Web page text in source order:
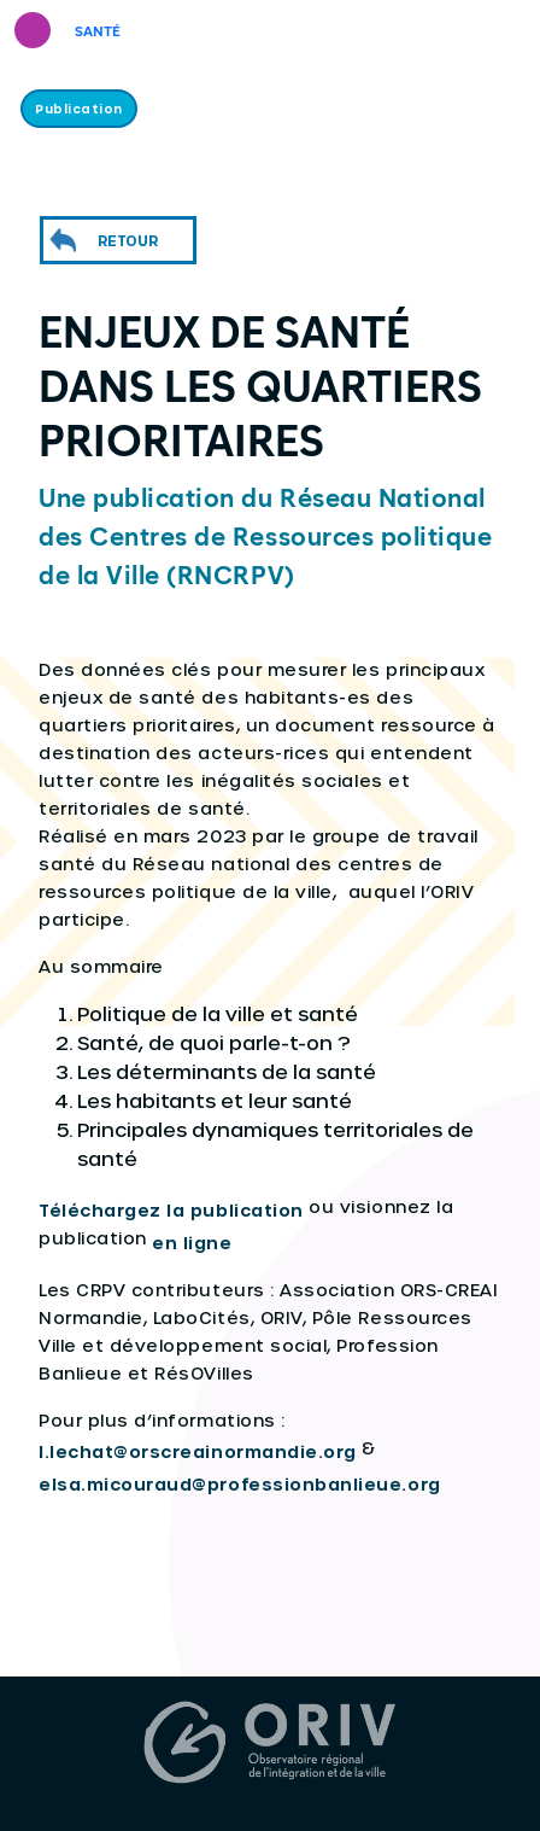
SANTÉ
Publication
RETOUR
ENJEUX DE SANTÉ
DANS LES QUARTIERS
PRIORITAIRES
Une publication du Réseau National
des Centres de Ressources politique
de la Ville (RNCRPV)
Des données clés pour mesurer les principaux
enjeux de santé des habitants-es des
quartiers prioritaires, un document ressource à
destination des acteurs-rices qui entendent
lutter contre les inégalités sociales et
territoriales de santé.
Réalisé en mars 2023 par le groupe de travail
santé du Réseau national des centres de
ressources politique de la ville, auquel l’ORIV
participe.
Au sommaire
Politique de la ville et santé
Santé, de quoi parle-t-on ?
Les déterminants de la santé
Les habitants et leur santé
Principales dynamiques territoriales de
santé
Téléchargez la publication ou visionnez la
publication en ligne
Les CRPV contributeurs : Association ORS-CREAI
Normandie, LaboCités, ORIV, Pôle Ressources
Ville et développement social, Profession
Banlieue et RésOVilles
Pour plus d’informations :
l.lechat@orscreainormandie.org &
elsa.micouraud@professionbanlieue.org